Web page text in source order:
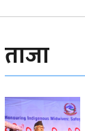
ताजा